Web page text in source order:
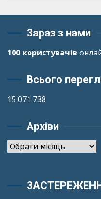
Зараз з нами
100 користувачів
Всього
15 071 738
Архіви
Архіви